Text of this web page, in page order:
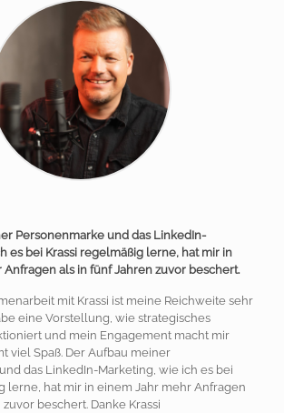
Personenmarke und das LinkedIn-
es bei Krassi regelmäßig lerne, hat mir in
als in fünf Jahren zuvor beschert.
mit Krassi ist meine Reichweite sehr
eine Vorstellung, wie strategisches
und mein Engagement macht mir
viel Spaß. Der Aufbau meiner
das LinkedIn-Marketing, wie ich es bei
lerne, hat mir in einem Jahr mehr Anfragen
beschert. Danke Krassi